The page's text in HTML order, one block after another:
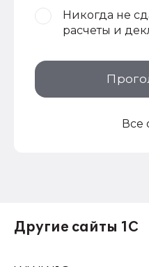
Никогда не
расчеты и
Все
Другие сайты 1С